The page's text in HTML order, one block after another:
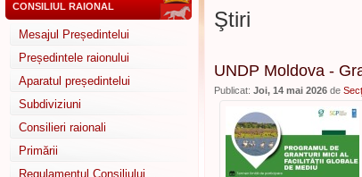
CONSILIUL RAIONAL
Mesajul Președintelui
Președintele raionului
Aparatul președintelui
Subdiviziuni
Consilieri raionali
Primării
Regulamentul Consiliului
Ştiri
UNDP Moldova -
Publicat: Joi, 14 mai 2026 de